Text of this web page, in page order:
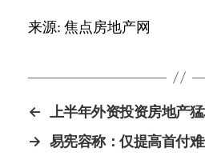
来源: 焦点房地产网
←
上半年外资投资房地产
→ 易宪容称：仅提高首付